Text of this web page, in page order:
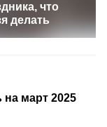
что
делать
март 2025